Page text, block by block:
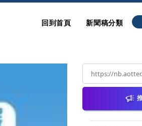
回到首頁 新聞稿分類